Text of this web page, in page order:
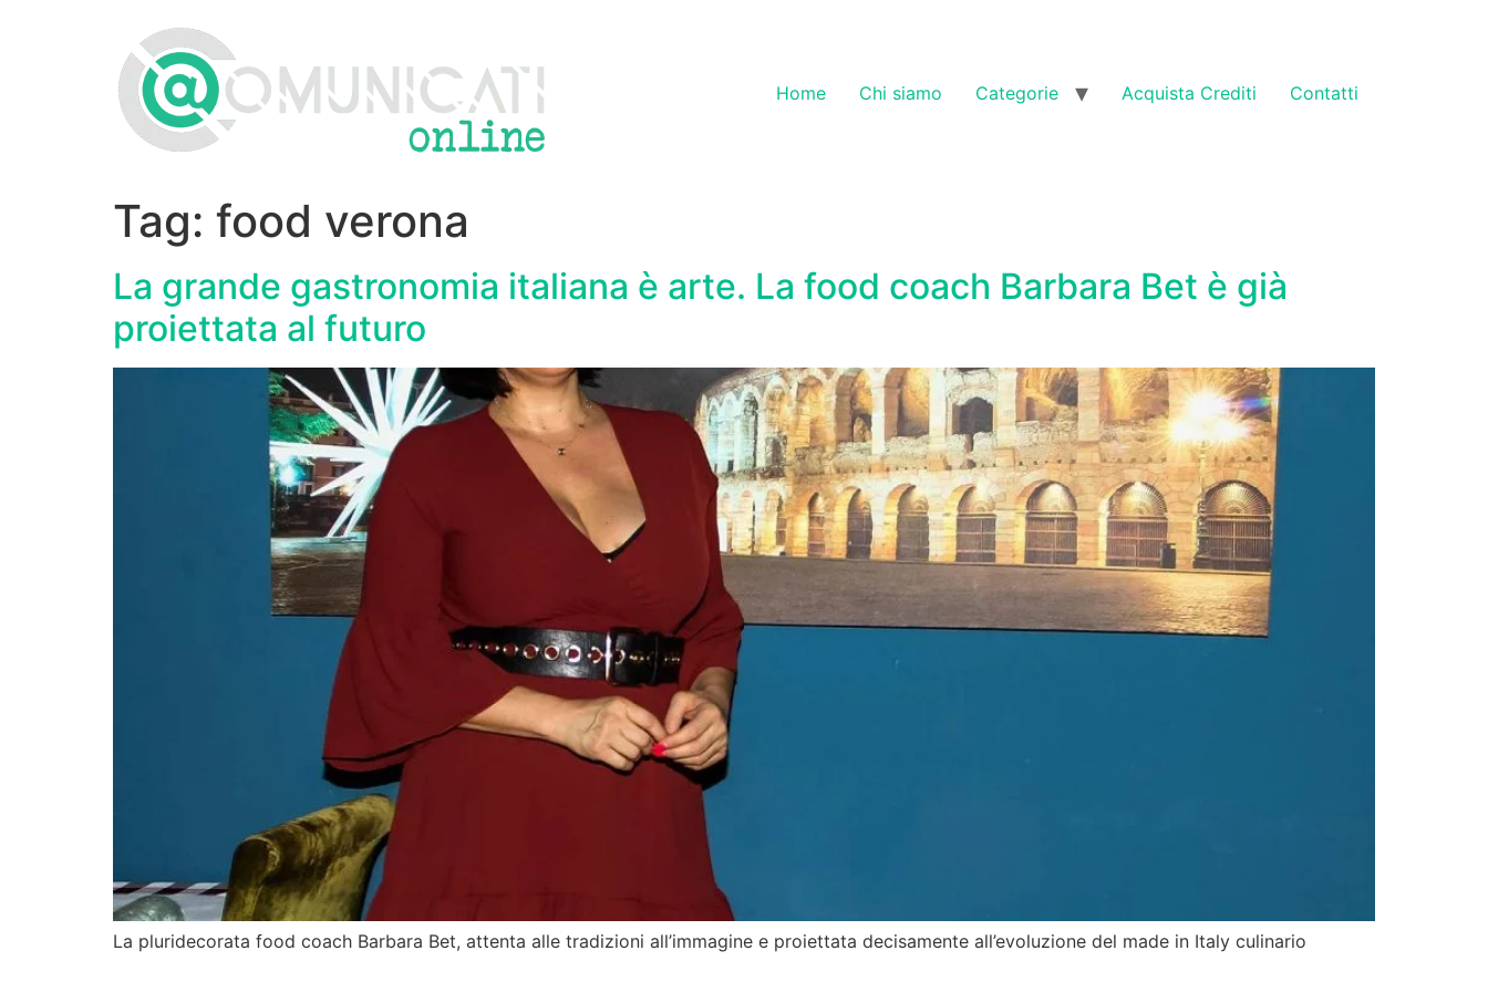
Home
Chi siamo Categorie Acquista Crediti Contatti
Tag: food verona
La grande gastronomia italiana è arte. La food coach Barbara Bet è già
proiettata al futuro
La pluridecorata food coach Barbara Bet, attenta alle tradizioni all’immagine e proiettata decisamente all’evoluzione del made in Italy culinario